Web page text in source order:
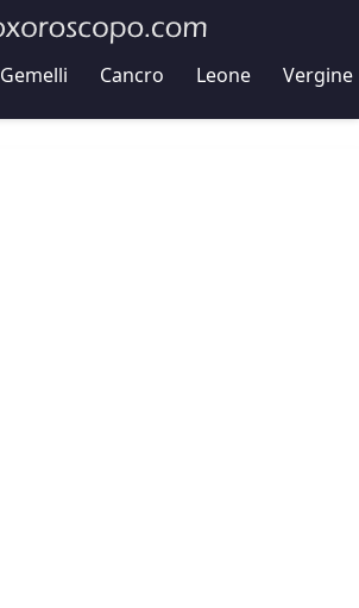
Gemelli Cancro Leone Vergine